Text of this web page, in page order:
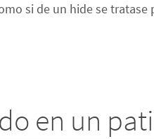
si de un hide se
en un